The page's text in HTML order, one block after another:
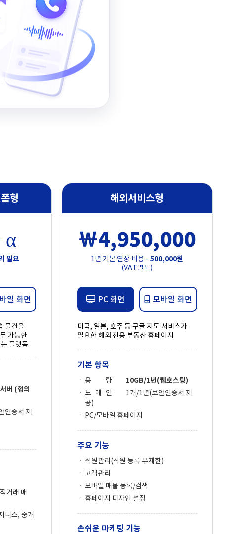
형
α
필요
일 화면
물건을
가능한
플랫폼
버 (협의
인증서 제
거래 매
니스, 중개
해외서비스형
￦4,950,000
1년 기본 연장 비용 -500,000원
(VAT별도)
PC 화면 모바일 화면
미국, 일본, 호주 등 구글 지도 서비스가
필요한 해외 전용 부동산 홈페이지
기본 항목
용 량
10GB/1년(웹호스팅)
도 메 인
1개/1년(보안인증서 제
공)
PC/모바일 홈페이지
주요 기능
직원관리(직원 등록 무제한)
고객관리
모바일 매물 등록/검색
홈페이지 디자인 설정
손쉬운 마케팅 기능